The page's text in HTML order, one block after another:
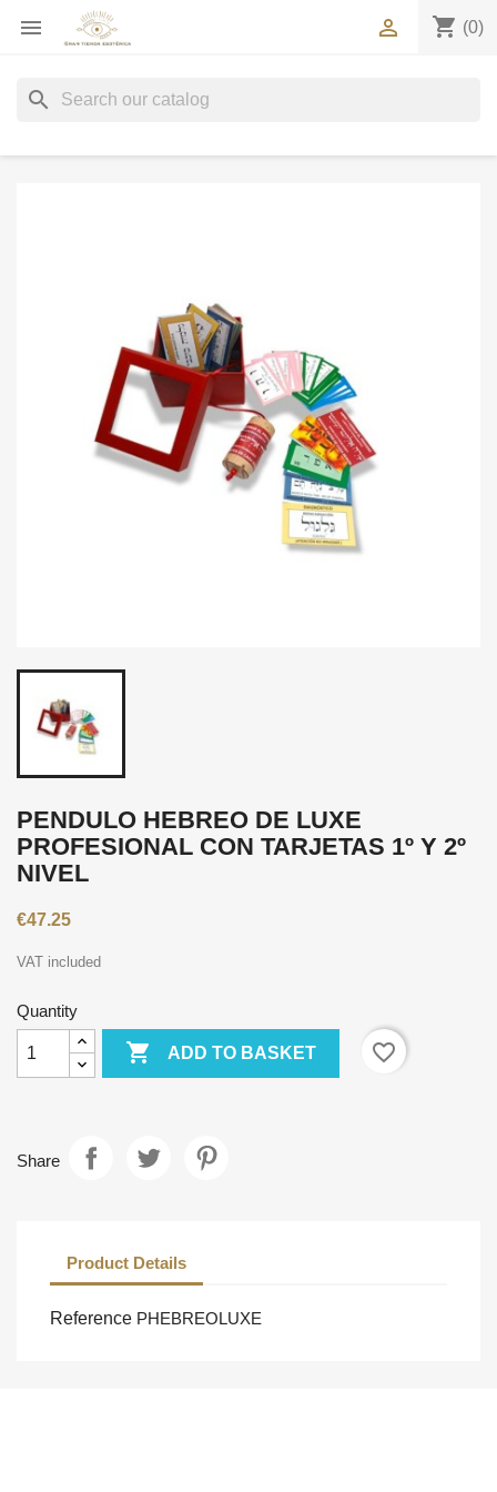
 shopping_cart (0)

search
PENDULO HEBREO DE LUXE
PROFESIONAL CON TARJETAS 1º Y 2º
NIVEL
€47.25
VAT included
Quantity
 ADD TO BASKET favorite_border
Share
Product Details
Reference PHEBREOLUXE